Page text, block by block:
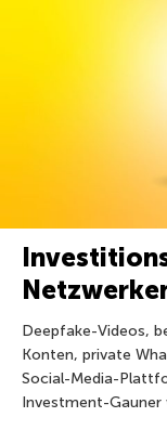
Deepfake-Videos,
Konten, private
Social-Media-
Investment-Gauner